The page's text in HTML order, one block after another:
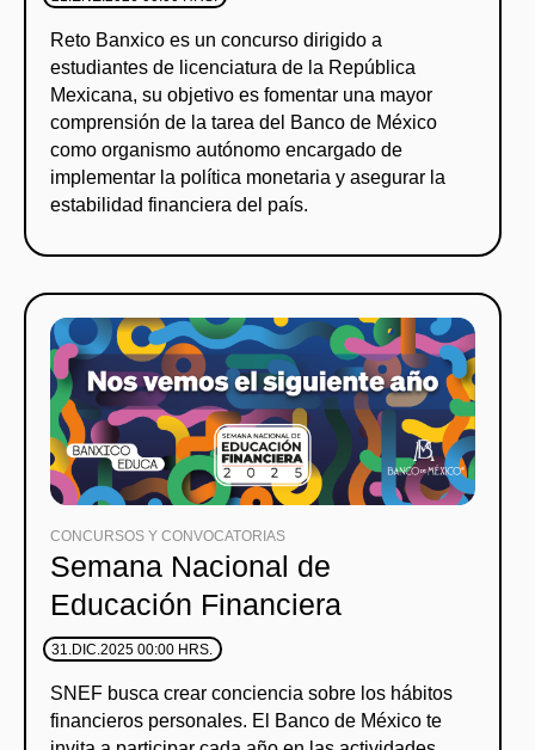
Reto Banxico es un concurso dirigido a
estudiantes de licenciatura de la República
Mexicana, su objetivo es fomentar una mayor
comprensión de la tarea del Banco de México
como organismo autónomo encargado de
implementar la política monetaria y asegurar la
estabilidad financiera del país.
CONCURSOS Y CONVOCATORIAS
Semana Nacional de
Educación Financiera
31.DIC.2025 00:00 HRS.
SNEF busca crear conciencia sobre los hábitos
financieros personales. El Banco de México te